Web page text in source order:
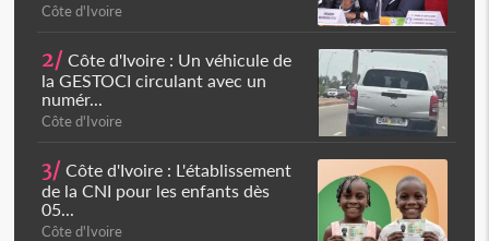
Côte d'Ivoire
2/ Côte d'Ivoire : Un véhicule de
la GESTOCI circulant avec un
numér...
Côte d'Ivoire
3/ Côte d'Ivoire : L'établissement
de la CNI pour les enfants dès
05...
Côte d'Ivoire